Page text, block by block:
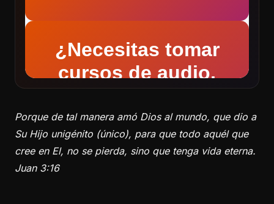
Porque de tal manera amó Dios al mundo, que dio a
Su Hijo unigénito (único), para que todo aquél que
cree en El, no se pierda, sino que tenga vida eterna.
Juan 3:16